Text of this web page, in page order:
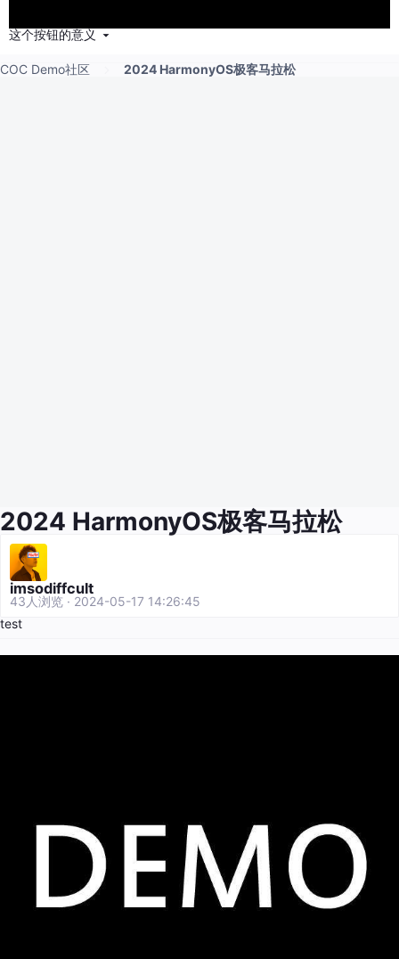
这个按钮的意义
COC Demo社区 2024 HarmonyOS极客马拉松
2024 HarmonyOS极客马拉松
imsodiffcult
43人浏览 · 2024-05-17 14:26:45
test